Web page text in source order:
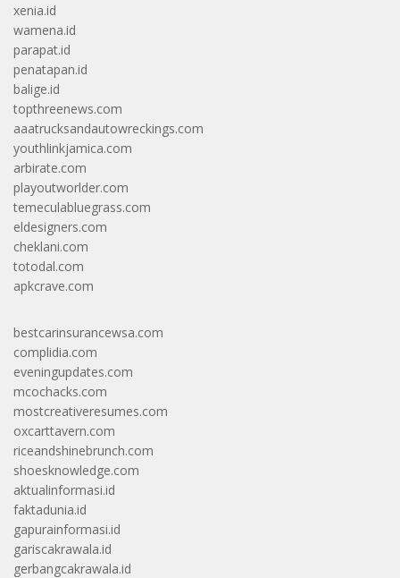
xenia.id
wamena.id
parapat.id
penatapan.id
balige.id
topthreenews.com
aaatrucksandautowreckings.com
youthlinkjamica.com
arbirate.com
playoutworlder.com
temeculabluegrass.com
eldesigners.com
cheklani.com
totodal.com
apkcrave.com
bestcarinsurancewsa.com
complidia.com
eveningupdates.com
mcochacks.com
mostcreativeresumes.com
oxcarttavern.com
riceandshinebrunch.com
shoesknowledge.com
aktualinformasi.id
faktadunia.id
gapurainformasi.id
gariscakrawala.id
gerbangcakrawala.id